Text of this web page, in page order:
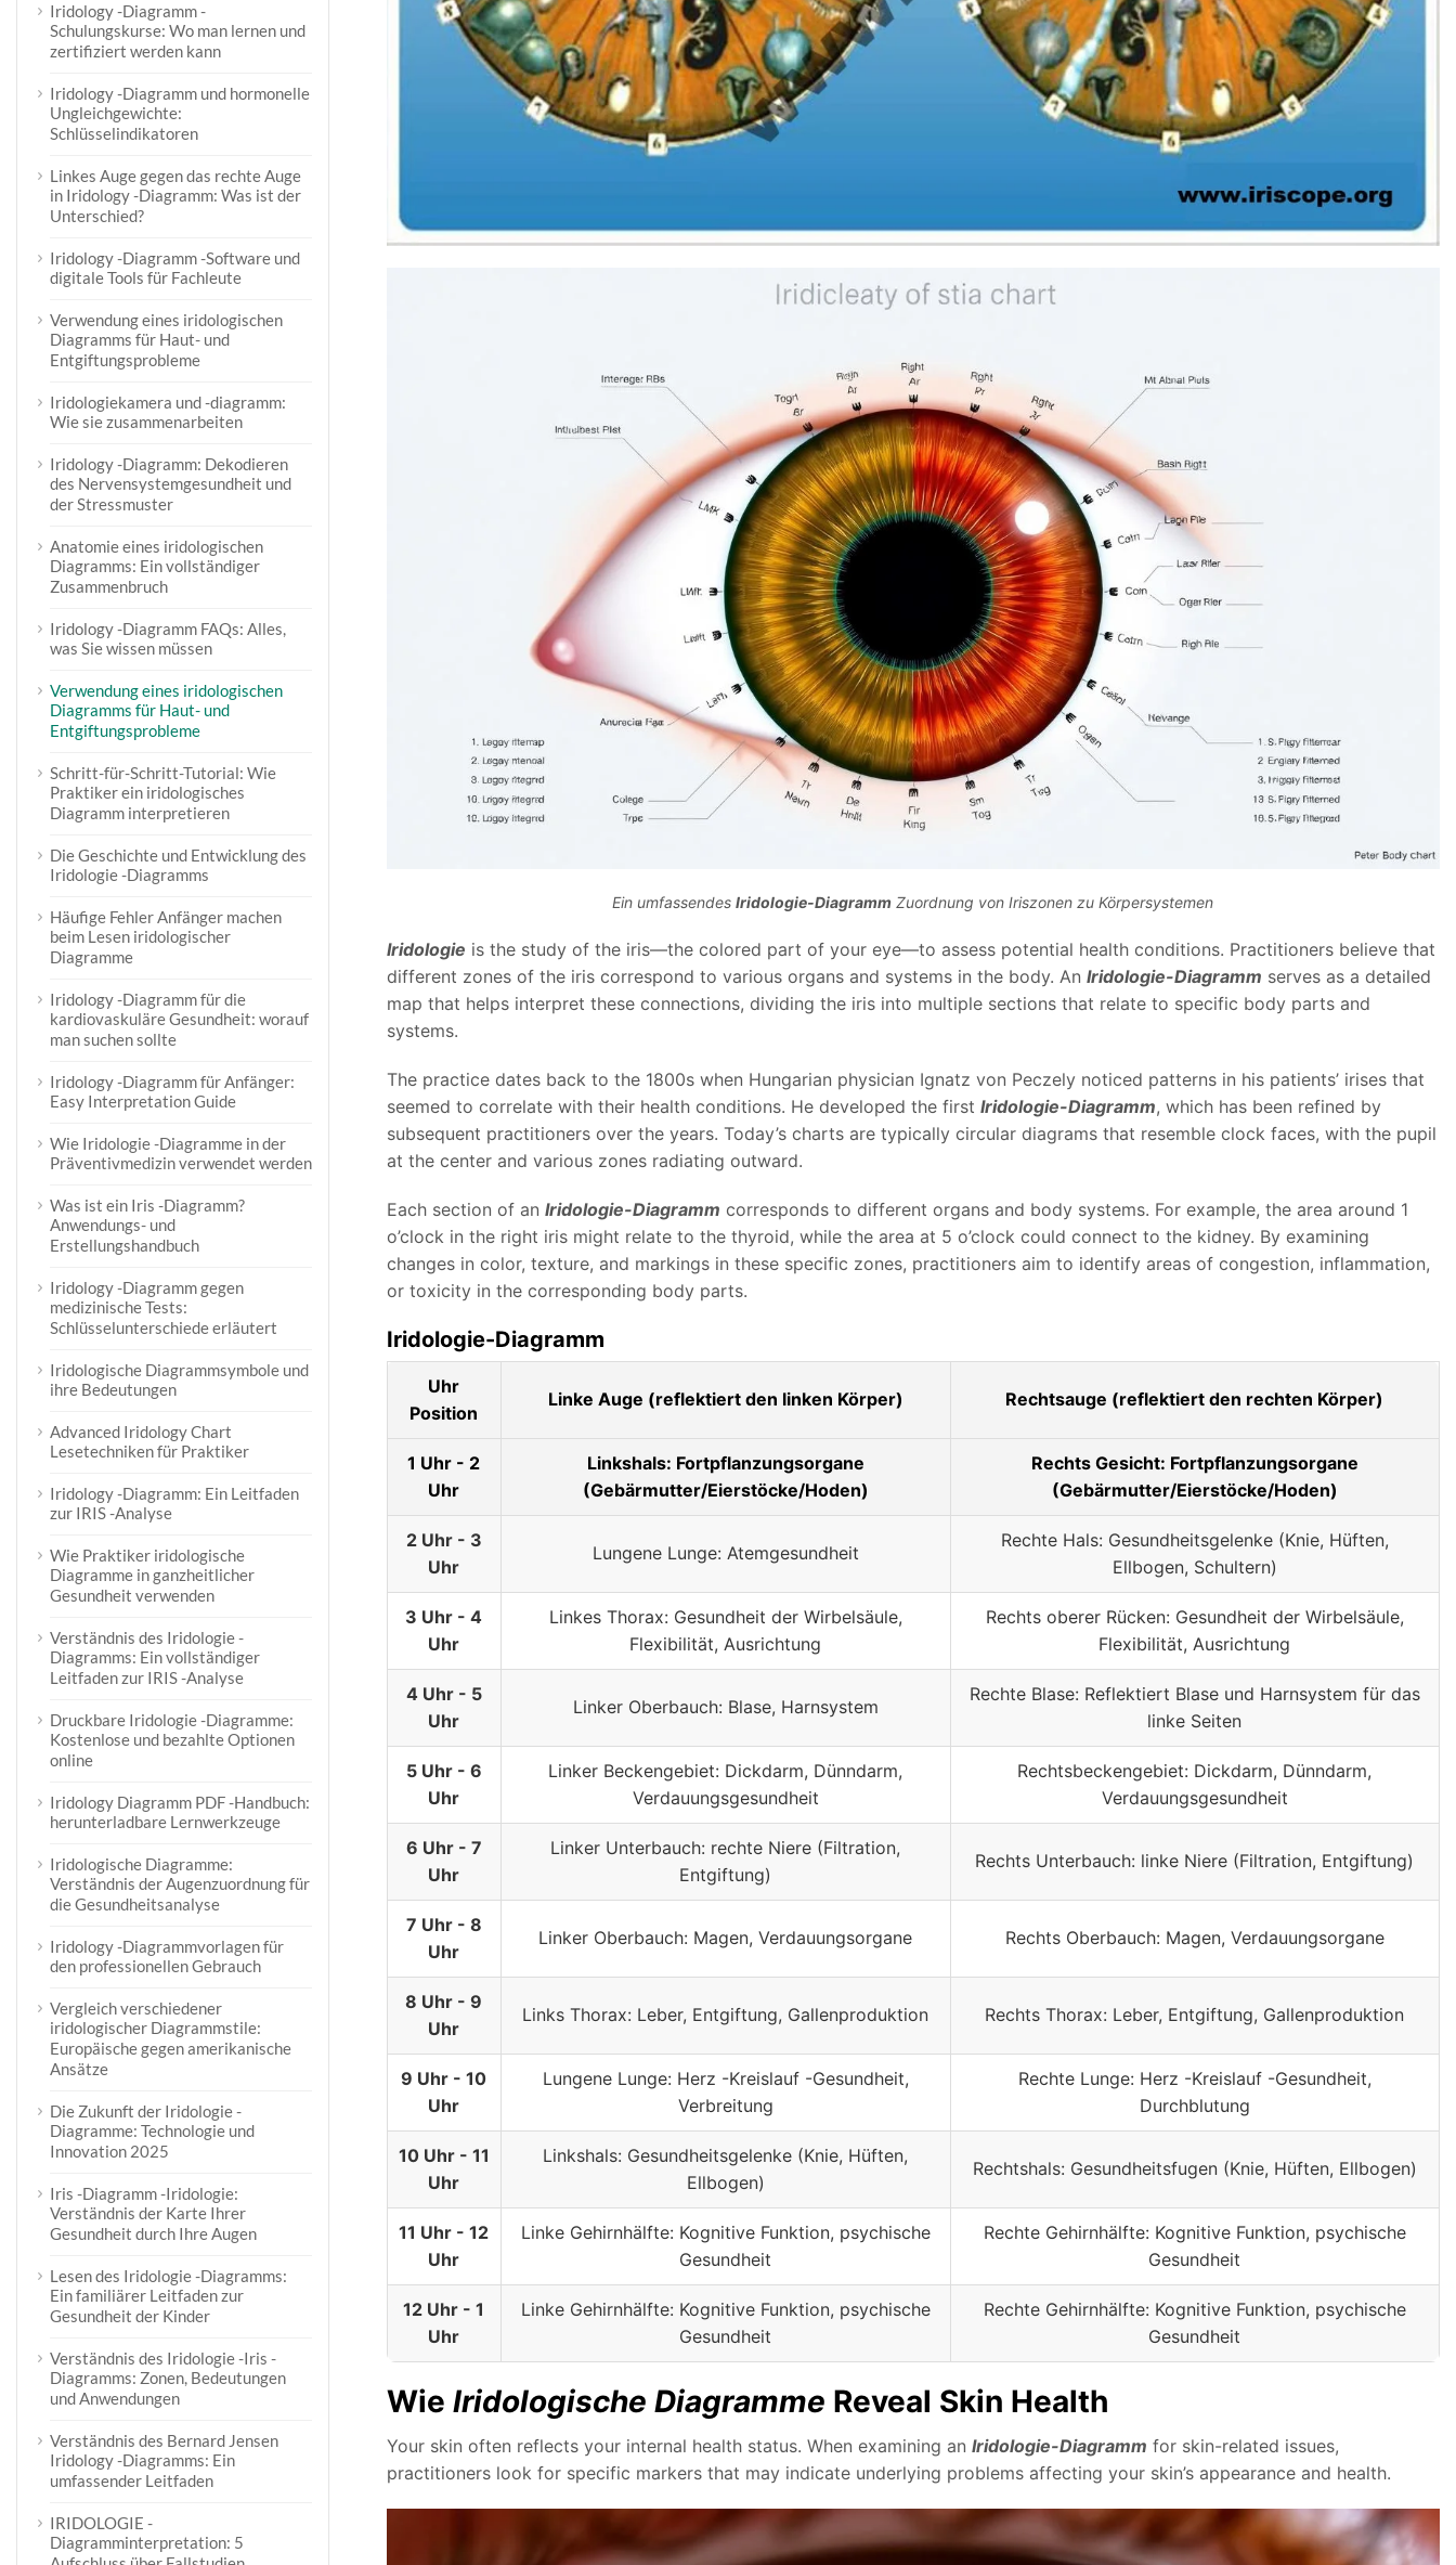
Ein umfassendesIridologie-Diagramm Zuordnung von Iriszonen zu Körpersystemen
Iridologie is the study of the iris—the colored part of your eye—to assess potential health conditions. Practitioners believe that
different zones of the iris correspond to various organs and systems in the body. An Iridologie-Diagramm serves as a detailed
map that helps interpret these connections, dividing the iris into multiple sections that relate to specific body parts and
systems.
The practice dates back to the 1800s when Hungarian physician Ignatz von Peczely noticed patterns in his patients’ irises that
seemed to correlate with their health conditions. He developed the first Iridologie-Diagramm, which has been refined by
subsequent practitioners over the years. Today’s charts are typically circular diagrams that resemble clock faces, with the pupil
at the center and various zones radiating outward.
Each section of an Iridologie-Diagramm corresponds to different organs and body systems. For example, the area around 1
o’clock in the right iris might relate to the thyroid, while the area at 5 o’clock could connect to the kidney. By examining
changes in color, texture, and markings in these specific zones, practitioners aim to identify areas of congestion, inflammation,
or toxicity in the corresponding body parts.
Iridologie-Diagramm
Uhr
Position
Linke Auge (reflektiert den linken Körper) Rechtsauge (reflektiert den rechten Körper)
1 Uhr - 2
Uhr
Linkshals: Fortpflanzungsorgane
(Gebärmutter/Eierstöcke/Hoden)
Rechts Gesicht: Fortpflanzungsorgane
(Gebärmutter/Eierstöcke/Hoden)
2 Uhr - 3
Uhr
Lungene Lunge: Atemgesundheit
Rechte Hals: Gesundheitsgelenke (Knie, Hüften,
Ellbogen, Schultern)
3 Uhr - 4
Uhr
Linkes Thorax: Gesundheit der Wirbelsäule,
Flexibilität, Ausrichtung
Rechts oberer Rücken: Gesundheit der Wirbelsäule,
Flexibilität, Ausrichtung
4 Uhr - 5
Uhr
Linker Oberbauch: Blase, Harnsystem
Rechte Blase: Reflektiert Blase und Harnsystem für das
linke Seiten
5 Uhr - 6
Uhr
Linker Beckengebiet: Dickdarm, Dünndarm,
Verdauungsgesundheit
Rechtsbeckengebiet: Dickdarm, Dünndarm,
Verdauungsgesundheit
6 Uhr - 7
Uhr
Linker Unterbauch: rechte Niere (Filtration,
Entgiftung)
Rechts Unterbauch: linke Niere (Filtration, Entgiftung)
7 Uhr - 8
Uhr
Linker Oberbauch: Magen, Verdauungsorgane Rechts Oberbauch: Magen, Verdauungsorgane
8 Uhr - 9
Uhr
Links Thorax: Leber, Entgiftung, Gallenproduktion Rechts Thorax: Leber, Entgiftung, Gallenproduktion
9 Uhr - 10
Uhr
Lungene Lunge: Herz -Kreislauf -Gesundheit,
Verbreitung
Rechte Lunge: Herz -Kreislauf -Gesundheit,
Durchblutung
10 Uhr - 11
Uhr
Linkshals: Gesundheitsgelenke (Knie, Hüften,
Ellbogen)
Rechtshals: Gesundheitsfugen (Knie, Hüften, Ellbogen)
11 Uhr - 12
Uhr
Linke Gehirnhälfte: Kognitive Funktion, psychische
Gesundheit
Rechte Gehirnhälfte: Kognitive Funktion, psychische
Gesundheit
12 Uhr - 1
Uhr
Linke Gehirnhälfte: Kognitive Funktion, psychische
Gesundheit
Rechte Gehirnhälfte: Kognitive Funktion, psychische
Gesundheit
Wie Iridologische Diagramme Reveal Skin Health
Your skin often reflects your internal health status. When examining an Iridologie-Diagramm for skin-related issues,
practitioners look for specific markers that may indicate underlying problems affecting your skin’s appearance and health.
Iridology -Diagramm -
Schulungskurse: Wo man lernen und
zertifiziert werden kann
Iridology -Diagramm und hormonelle
Ungleichgewichte:
Schlüsselindikatoren
Linkes Auge gegen das rechte Auge
in Iridology -Diagramm: Was ist der
Unterschied?
Iridology -Diagramm -Software und
digitale Tools für Fachleute
Verwendung eines iridologischen
Diagramms für Haut- und
Entgiftungsprobleme
Iridologiekamera und -diagramm:
Wie sie zusammenarbeiten
Iridology -Diagramm: Dekodieren
des Nervensystemgesundheit und
der Stressmuster
Anatomie eines iridologischen
Diagramms: Ein vollständiger
Zusammenbruch
Iridology -Diagramm FAQs: Alles,
was Sie wissen müssen
Verwendung eines iridologischen
Diagramms für Haut- und
Entgiftungsprobleme
Schritt-für-Schritt-Tutorial: Wie
Praktiker ein iridologisches
Diagramm interpretieren
Die Geschichte und Entwicklung des
Iridologie -Diagramms
Häufige Fehler Anfänger machen
beim Lesen iridologischer
Diagramme
Iridology -Diagramm für die
kardiovaskuläre Gesundheit: worauf
man suchen sollte
Iridology -Diagramm für Anfänger:
Easy Interpretation Guide
Wie Iridologie -Diagramme in der
Präventivmedizin verwendet werden
Was ist ein Iris -Diagramm?
Anwendungs- und
Erstellungshandbuch
Iridology -Diagramm gegen
medizinische Tests:
Schlüsselunterschiede erläutert
Iridologische Diagrammsymbole und
ihre Bedeutungen
Advanced Iridology Chart
Lesetechniken für Praktiker
Iridology -Diagramm: Ein Leitfaden
zur IRIS -Analyse
Wie Praktiker iridologische
Diagramme in ganzheitlicher
Gesundheit verwenden
Verständnis des Iridologie -
Diagramms: Ein vollständiger
Leitfaden zur IRIS -Analyse
Druckbare Iridologie -Diagramme:
Kostenlose und bezahlte Optionen
online
Iridology Diagramm PDF -Handbuch:
herunterladbare Lernwerkzeuge
Iridologische Diagramme:
Verständnis der Augenzuordnung für
die Gesundheitsanalyse
Iridology -Diagrammvorlagen für
den professionellen Gebrauch
Vergleich verschiedener
iridologischer Diagrammstile:
Europäische gegen amerikanische
Ansätze
Die Zukunft der Iridologie -
Diagramme: Technologie und
Innovation 2025
Iris -Diagramm -Iridologie:
Verständnis der Karte Ihrer
Gesundheit durch Ihre Augen
Lesen des Iridologie -Diagramms:
Ein familiärer Leitfaden zur
Gesundheit der Kinder
Verständnis des Iridologie -Iris -
Diagramms: Zonen, Bedeutungen
und Anwendungen
Verständnis des Bernard Jensen
Iridology -Diagramms: Ein
umfassender Leitfaden
IRIDOLOGIE -
Diagramminterpretation: 5